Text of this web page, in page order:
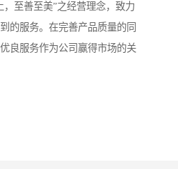
至善至美”之经营理念，致力
的服务。在完善产品质量的同
良服务作为公司赢得市场的关